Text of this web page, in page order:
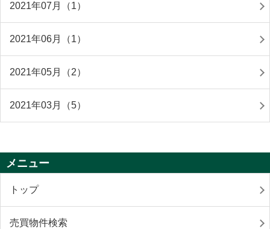
2021年07月（1）
2021年06月（1）
2021年05月（2）
2021年03月（5）
メニュー
トップ
売買物件検索